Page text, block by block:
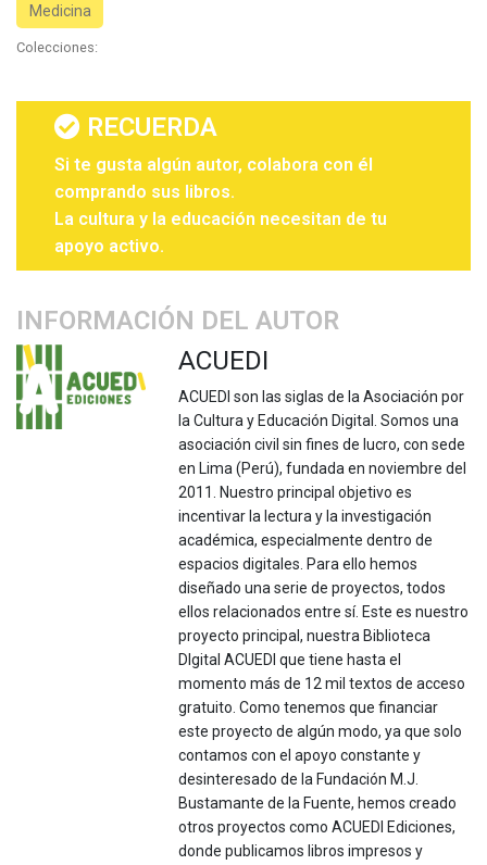
Medicina
Colecciones:
RECUERDA
Si te gusta algún autor, colabora con él
comprando sus libros.
La cultura y la educación necesitan de tu
apoyo activo.
INFORMACIÓN DEL AUTOR
ACUEDI
ACUEDI son las siglas de la Asociación por
la Cultura y Educación Digital. Somos una
asociación civil sin fines de lucro, con sede
en Lima (Perú), fundada en noviembre del
2011. Nuestro principal objetivo es
incentivar la lectura y la investigación
académica, especialmente dentro de
espacios digitales. Para ello hemos
diseñado una serie de proyectos, todos
ellos relacionados entre sí. Este es nuestro
proyecto principal, nuestra Biblioteca
DIgital ACUEDI que tiene hasta el
momento más de 12 mil textos de acceso
gratuito. Como tenemos que financiar
este proyecto de algún modo, ya que solo
contamos con el apoyo constante y
desinteresado de la Fundación M.J.
Bustamante de la Fuente, hemos creado
otros proyectos como ACUEDI Ediciones,
donde publicamos libros impresos y